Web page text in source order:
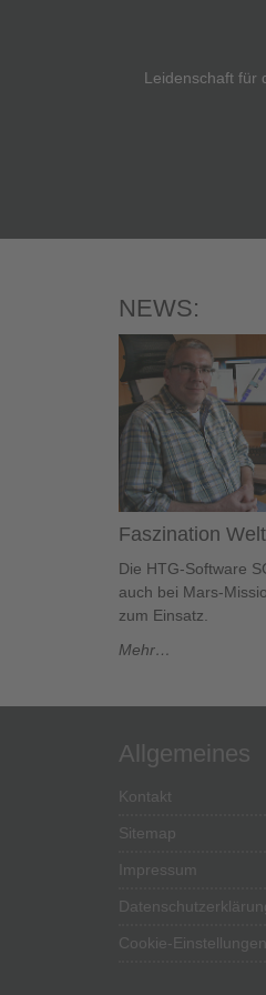
Leidenschaft für
NEWS:
Faszination
Die HTG-Software
auch bei Mars-
zum Einsatz.
Mehr…
Allgemeines
Kontakt
Sitemap
Impressum
Cookie-Einstellungen